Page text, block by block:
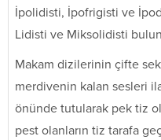
İpolidisti, İpofrigisti ve
Lidisti ve Miksolidisti
Makam dizilerinin çifte
merdivenin kalan sesleri
önünde tutularak pek tiz
pest olanların tiz tarafa